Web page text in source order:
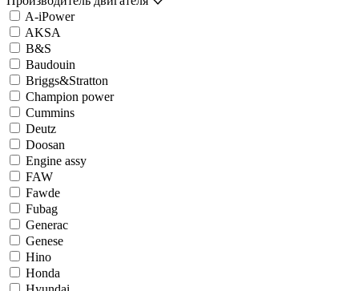
A-iPower
AKSA
B&S
Baudouin
Briggs&Stratton
Champion power
Cummins
Deutz
Doosan
Engine assy
FAW
Fawde
Fubag
Generac
Genese
Hino
Honda